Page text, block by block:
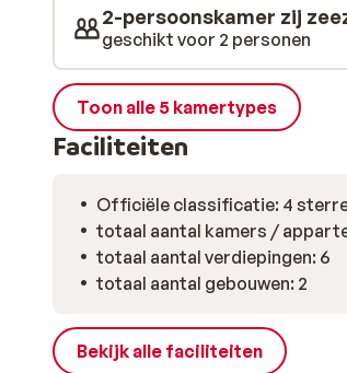
2-persoonskamer zij
geschikt voor 2 personen
Toon alle 5 kamertypes
Faciliteiten
Officiële classificatie: 4
totaal aantal kamers /
totaal aantal verdiepingen: 6
totaal aantal gebouwen: 2
Bekijk alle faciliteiten